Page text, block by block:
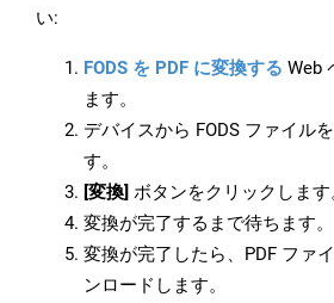
い:
FODS を PDF に変換する Web
ます。
デバイスから FODS ファイル
す。
[変換] ボタンをクリックします
変換が完了するまで待ちます。
変換が完了したら、PDF ファ
ンロードします。